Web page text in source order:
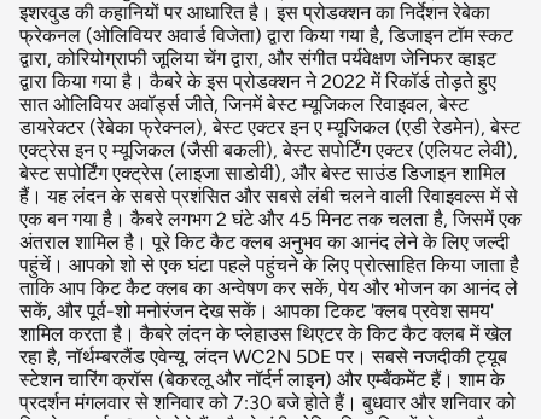
इशरवुड की कहानियों पर आधारित है। इस प्रोडक्शन का निर्देशन रेबेका
फ्रेकनल (ओलिवियर अवार्ड विजेता) द्वारा किया गया है, डिजाइन टॉम स्कट
द्वारा, कोरियोग्राफी जूलिया चेंग द्वारा, और संगीत पर्यवेक्षण जेनिफर व्हाइट
द्वारा किया गया है। कैबरे के इस प्रोडक्शन ने 2022 में रिकॉर्ड तोड़ते हुए
सात ओलिवियर अवॉर्ड्स जीते, जिनमें बेस्ट म्यूजिकल रिवाइवल, बेस्ट
डायरेक्टर (रेबेका फ्रेक्नल), बेस्ट एक्टर इन ए म्यूजिकल (एडी रेडमेन), बेस्ट
एक्ट्रेस इन ए म्यूजिकल (जैसी बकली), बेस्ट सपोर्टिंग एक्टर (एलियट लेवी),
बेस्ट सपोर्टिंग एक्ट्रेस (लाइजा साडोवी), और बेस्ट साउंड डिजाइन शामिल
हैं। यह लंदन के सबसे प्रशंसित और सबसे लंबी चलने वाली रिवाइवल्स में से
एक बन गया है। कैबरे लगभग 2 घंटे और 45 मिनट तक चलता है, जिसमें एक
अंतराल शामिल है। पूरे किट कैट क्लब अनुभव का आनंद लेने के लिए जल्दी
पहुंचें। आपको शो से एक घंटा पहले पहुंचने के लिए प्रोत्साहित किया जाता है
ताकि आप किट कैट क्लब का अन्वेषण कर सकें, पेय और भोजन का आनंद ले
सकें, और पूर्व-शो मनोरंजन देख सकें। आपका टिकट 'क्लब प्रवेश समय'
शामिल करता है। कैबरे लंदन के प्लेहाउस थिएटर के किट कैट क्लब में खेल
रहा है, नॉर्थम्बरलैंड एवेन्यू, लंदन WC2N 5DE पर। सबसे नजदीकी ट्यूब
स्टेशन चारिंग क्रॉस (बेकरलू और नॉर्दर्न लाइन) और एम्बैंकमेंट हैं। शाम के
प्रदर्शन मंगलवार से शनिवार को 7:30 बजे होते हैं। बुधवार और शनिवार को